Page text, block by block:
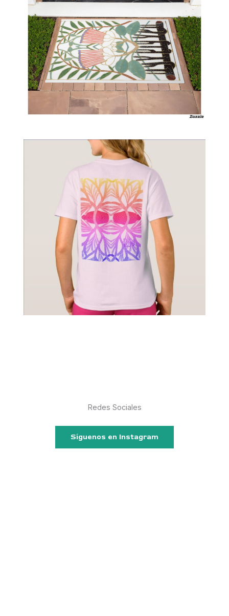
Redes Sociales
Síguenos en Instagram